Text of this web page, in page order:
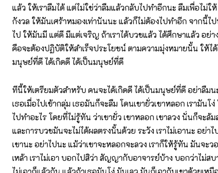
แล้ว ให้เราลืมได้ แต่ไม่ใช่ว่าลืมแล้วกลับไปทำอีกนะ ลืมเพื่อไม่ใ
กังวล ให้มันเศร้าหมองเท่านันนะ แล้วก็ไม่ต้องไปทำอีก จากนี้ไ
ไป ให้มันมี แต่ดี มีแต่เจริญ ถ้าเราได้บวชแล้ว ได้ศึกษาแล้ว อย่
คือจะต้องปฏิบัติให้สำเร็จประโยชน์ ตามความมุ่งหมายนั้น ให้ได้
มนุษย์ที่ดี ได้เกิดดี ได้เป็นมนุษย์ที่ดี
ทีนี้ให้เตรียมตัวสำหรับ คนจะได้เกิดดี ได้เป็นมนุษย์ที่ดี อย่าลืมน
เธอเมื่อไปเข้ากลุ่ม เธอมันก็จะลืม โดนเขายั่วเขาหลอก เรามันโ
ไปทำอะไร โดยที่ไม่รู้ทัน ว่าเขายั่ว เขาหลอก เขาลวง นั่นก็จะล้
และการบวชมันจะไม่ได้ผลตรงนั้นด้วย ระวัง เราไม่เอานะ อย่าไ
เขานะ อย่าไปนะ แม้ว่าเขาจะหลอกจะลวง เราก็ให้รู้ทัน มันจะ
เหล้า เราไม่เอา บอกไปสิว่า สัญญากับอาจารย์บ้าง บอกว่าไม่ส